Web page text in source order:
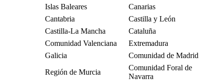
Islas Baleares
Canarias
Cantabria
Castilla y León
Castilla-La Mancha
Cataluña
Comunidad Valenciana
Extremadura
Galicia
Comunidad de Madrid
Región de Murcia
Comunidad Foral de
Navarra